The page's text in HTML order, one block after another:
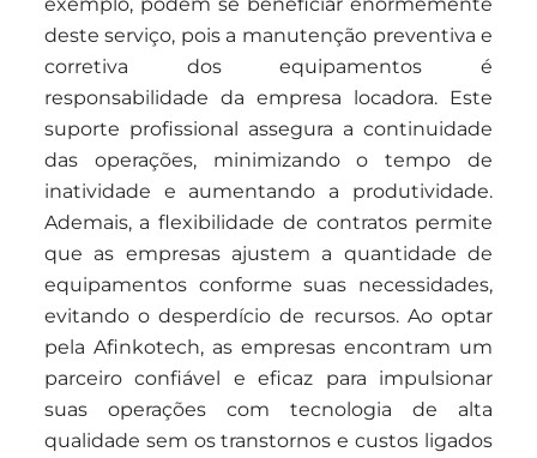
deste serviço, pois a manutenção preventiva e
corretiva dos equipamentos é
responsabilidade da empresa locadora. Este
suporte profissional assegura a continuidade
das operações, minimizando o tempo de
inatividade e aumentando a produtividade.
Ademais, a flexibilidade de contratos permite
que as empresas ajustem a quantidade de
equipamentos conforme suas necessidades,
evitando o desperdício de recursos. Ao optar
pela Afinkotech, as empresas encontram um
parceiro confiável e eficaz para impulsionar
suas operações com tecnologia de alta
qualidade sem os transtornos e custos ligados